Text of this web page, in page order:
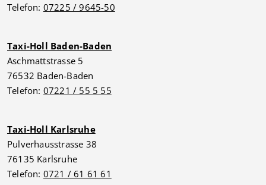
Telefon: 07225 / 9645-50
Taxi-Holl Baden-Baden
Aschmattstrasse 5
76532 Baden-Baden
Telefon: 07221 / 55 5 55
Taxi-Holl Karlsruhe
Pulverhausstrasse 38
76135 Karlsruhe
Telefon: 0721 / 61 61 61